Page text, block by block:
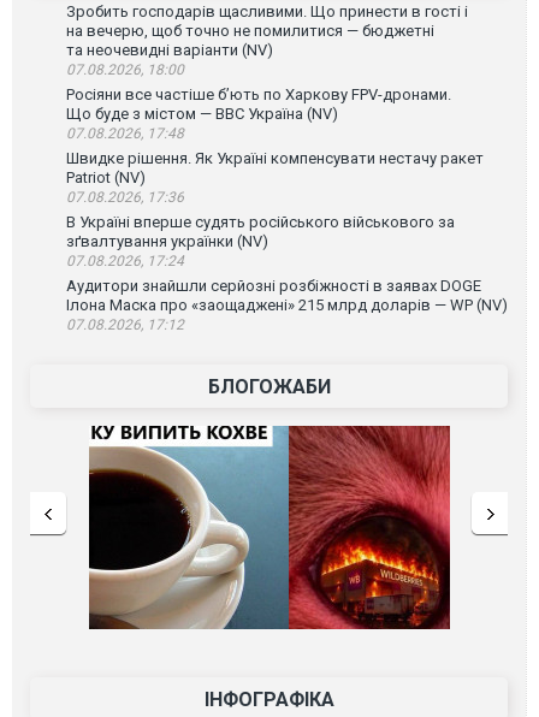
Зробить господарів щасливими. Що принести в гості і
на вечерю, щоб точно не помилитися — бюджетні
та неочевидні варіанти (NV)
07.08.2026, 18:00
Росіяни все частіше бʼють по Харкову FPV-дронами.
Що буде з містом — ВВС Україна (NV)
07.08.2026, 17:48
Швидке рішення. Як Україні компенсувати нестачу ракет
Patriot (NV)
07.08.2026, 17:36
В Україні вперше судять російського військового за
зґвалтування українки (NV)
07.08.2026, 17:24
Аудитори знайшли серйозні розбіжності в заявах DOGE
Ілона Маска про «заощаджені» 215 млрд доларів — WP (NV)
07.08.2026, 17:12
БЛОГОЖАБИ
ІНФОГРАФІКА